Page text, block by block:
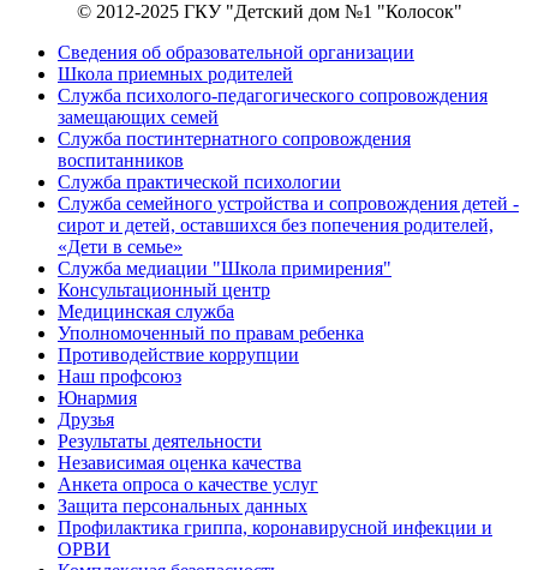
© 2012-2025 ГКУ "Детский дом №1 "Колосок"
Сведения об образовательной организации
Школа приемных родителей
Служба психолого-педагогического сопровождения
замещающих семей
Cлужба постинтернатного сопровождения
воспитанников
Служба практической психологии
Служба семейного устройства и сопровождения детей -
сирот и детей, оставшихся без попечения родителей,
«Дети в семье»
Служба медиации "Школа примирения"
Консультационный центр
Медицинская служба
Уполномоченный по правам ребенка
Противодействие коррупции
Наш профсоюз
Юнармия
Друзья
Результаты деятельности
Независимая оценка качества
Анкета опроса о качестве услуг
Защита персональных данных
Профилактика гриппа, коронавирусной инфекции и
ОРВИ